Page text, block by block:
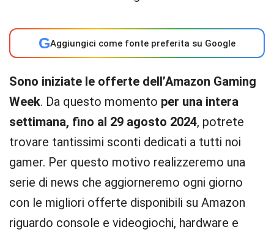
GAggiungici come fonte preferita su Google
Sono iniziate le offerte dell’Amazon Gaming
Week. Da questo momento per una intera
settimana, fino al 29 agosto 2024, potrete
trovare tantissimi sconti dedicati a tutti noi
gamer. Per questo motivo realizzeremo una
serie di news che aggiorneremo ogni giorno
con le migliori offerte disponibili su Amazon
riguardo console e videogiochi, hardware e